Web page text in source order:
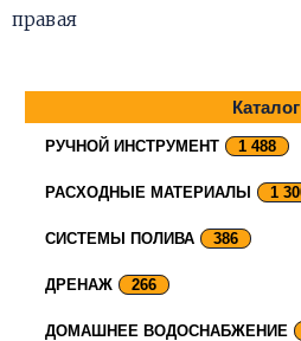
правая
Каталог
РУЧНОЙ ИНСТРУМЕНТ 1 488
РАСХОДНЫЕ МАТЕРИАЛЫ 1
СИСТЕМЫ ПОЛИВА 386
ДРЕНАЖ 266
ДОМАШНЕЕ ВОДОСНАБЖЕНИЕ